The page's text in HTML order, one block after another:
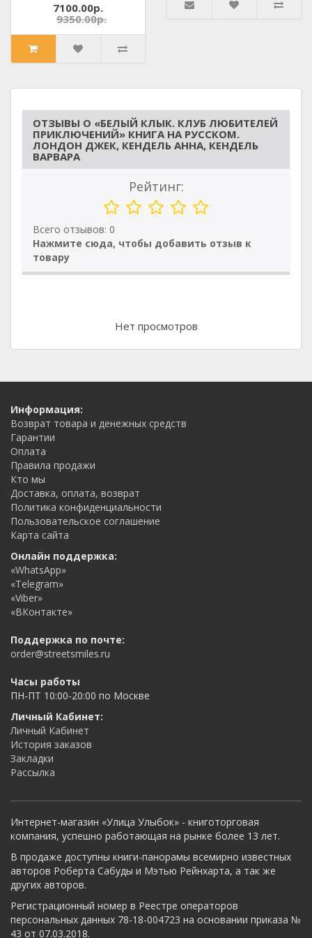
7100.00р.
9350.00р.
ОТЗЫВЫ О «БЕЛЫЙ КЛЫК. КЛУБ ЛЮБИТЕЛЕЙ
ПРИКЛЮЧЕНИЙ» КНИГА НА РУССКОМ.
ЛОНДОН ДЖЕК, КЕНДЕЛЬ АННА, КЕНДЕЛЬ
ВАРВАРА
Рейтинг:
Всего отзывов: 0
Нажмите сюда, чтобы добавить отзыв к
товару
Нет просмотров
Информация:
Возврат товара и денежных средств
Гарантии
Оплата
Правила продажи
Кто мы
Доставка, оплата, возврат
Политика конфиденциальности
Пользовательское соглашение
Карта сайта
Онлайн поддержка:
«WhatsApp»
«Telegram»
«Viber»
«ВКонтакте»
Поддержка по почте:
order@streetsmiles.ru
Часы работы
ПН-ПТ 10:00-20:00 по Москве
Личный Кабинет:
Личный Кабинет
История заказов
Закладки
Рассылка
Интернет-магазин «Улица Улыбок» - книготорговая
компания, успешно работающая на рынке более 13 лет.
В продаже доступны книги-панорамы всемирно известных
авторов Роберта Сабуды и Мэтью Рейнхарта, а так же
других авторов.
Регистрационный номер в Реестре операторов
персональных данных 78-18-004723 на основании приказа №
43 от 07.03.2018.